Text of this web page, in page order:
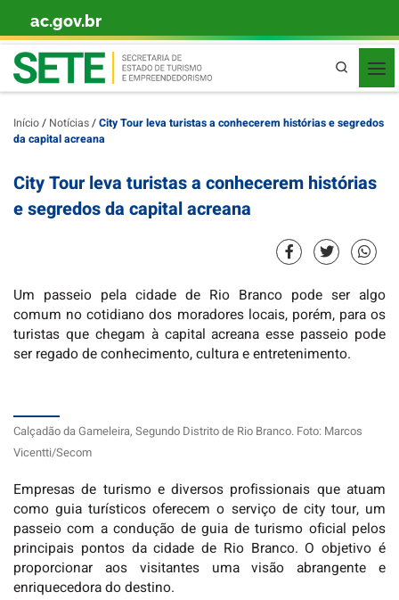
Skip to content
ac.gov.br
Pesquisa
Início/ Notícias/City Tour leva turistas a conhecerem histórias e segredos
da capital acreana
City Tour leva turistas a conhecerem histórias
e segredos da capital acreana
Um passeio pela cidade de Rio Branco pode ser algo
comum no cotidiano dos moradores locais, porém, para os
turistas que chegam à capital acreana esse passeio pode
ser regado de conhecimento, cultura e entretenimento.
Calçadão da Gameleira, Segundo Distrito de Rio Branco. Foto: Marcos
Vicentti/Secom
Empresas de turismo e diversos profissionais que atuam
como guia turísticos oferecem o serviço de city tour, um
passeio com a condução de guia de turismo oficial pelos
principais pontos da cidade de Rio Branco. O objetivo é
proporcionar aos visitantes uma visão abrangente e
enriquecedora do destino.